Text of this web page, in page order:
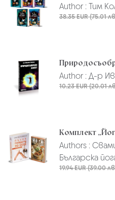
Author : Тим
38.35 EUR (75.01
Author : Д-р
10.23 EUR (20.01
Комплект
Authors :
Българска
19.94 EUR (39.00